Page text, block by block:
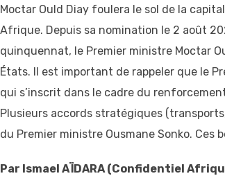
Moctar Ould Diay foulera le sol de la
Afrique. Depuis sa nomination le 2 août
quinquennat, le Premier ministre Moctar
États. Il est important de rappeler que le
qui s’inscrit dans le cadre du
Plusieurs accords stratégiques
du Premier ministre Ousmane Sonko.
Par Ismael AÏDARA (Confidentiel